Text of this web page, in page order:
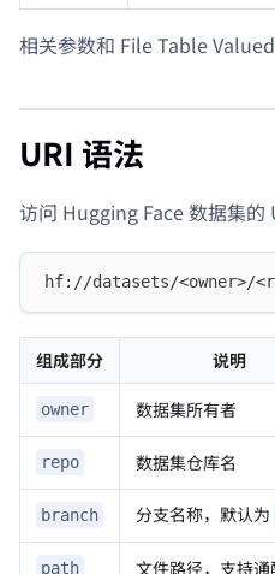
相关参数和 File Table
URI 语法
访问 Hugging Face 数据集的
hf://datasets/<owner>/
组成部分 说明
owner 数据集所有者
repo 数据集仓库名
branch 分支名称，默认为
path 文件路径，支持通